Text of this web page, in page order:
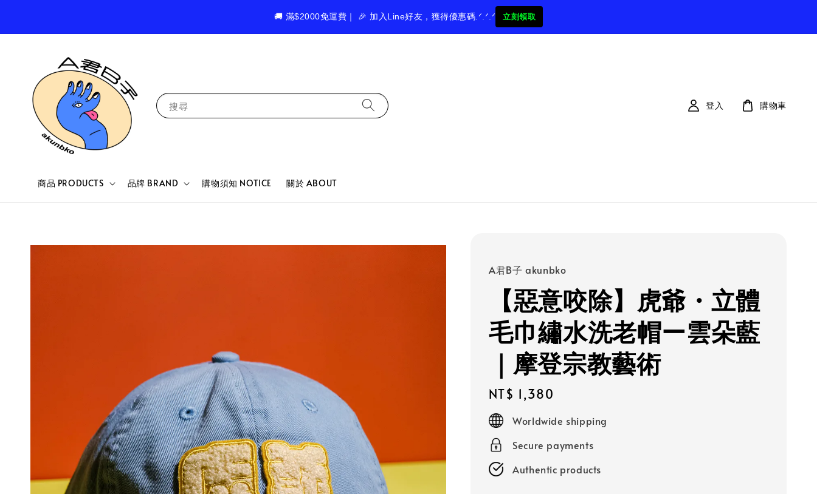
🚚 滿$2000免運費｜ 🎉 加入Line好友，獲得優惠碼.ᐟ.ᐟ.ᐟ 立刻領取
搜尋
商品 PRODUCTS 品牌 BRAND 購物須知 NOTICE 關於 ABOUT
登入 購物車
A君B子 akunbko
【惡意咬除】虎爺・立體
毛巾繡水洗老帽ー雲朵藍
｜摩登宗教藝術
Regular
price
NT$ 1,380
Worldwide shipping
Secure payments
Authentic products